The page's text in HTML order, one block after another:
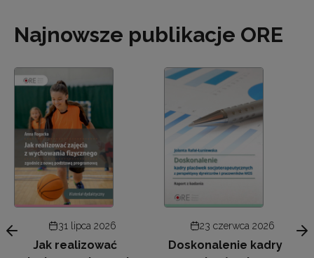
Najnowsze publikacje ORE
31 lipca 2026
Jak realizować
23 czerwca 2026
Doskonalenie kadry